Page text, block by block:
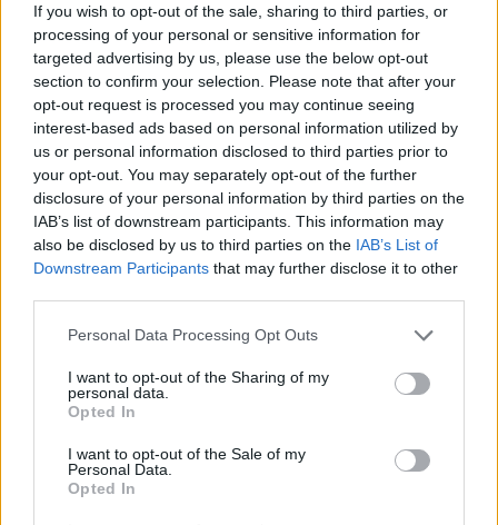
If you wish to opt-out of the sale, sharing to third parties, or
processing of your personal or sensitive information for
targeted advertising by us, please use the below opt-out
section to confirm your selection. Please note that after your
opt-out request is processed you may continue seeing
interest-based ads based on personal information utilized by
us or personal information disclosed to third parties prior to
your opt-out. You may separately opt-out of the further
disclosure of your personal information by third parties on the
IAB’s list of downstream participants. This information may
also be disclosed by us to third parties on the IAB’s List of
Downstream Participants that may further disclose it to other
Personal Data Processing Opt Outs
I want to opt-out of the Sharing of my
personal data.
Opted In
I want to opt-out of the Sale of my
Personal Data.
Opted In
mund të bëhet pjesë e
Arsenalit